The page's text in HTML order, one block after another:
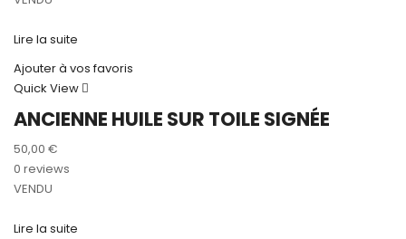
Lire la suite
Ajouter à vos favoris
Quick View
ANCIENNE HUILE SUR TOILE SIGNÉE
50,00 €
0 reviews
VENDU
Lire la suite